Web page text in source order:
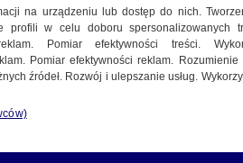
na urządzeniu lub dostęp do nich.
profili w celu doboru spersonalizowanych
reklam. Pomiar efektywności treści.
Pomiar efektywności reklam.
źródeł. Rozwój i ulepszanie usług.